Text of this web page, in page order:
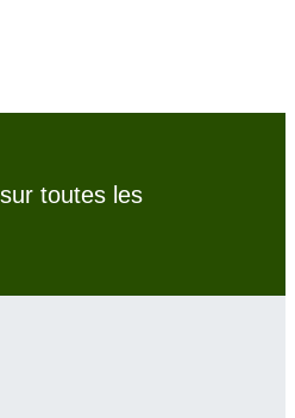
toutes les